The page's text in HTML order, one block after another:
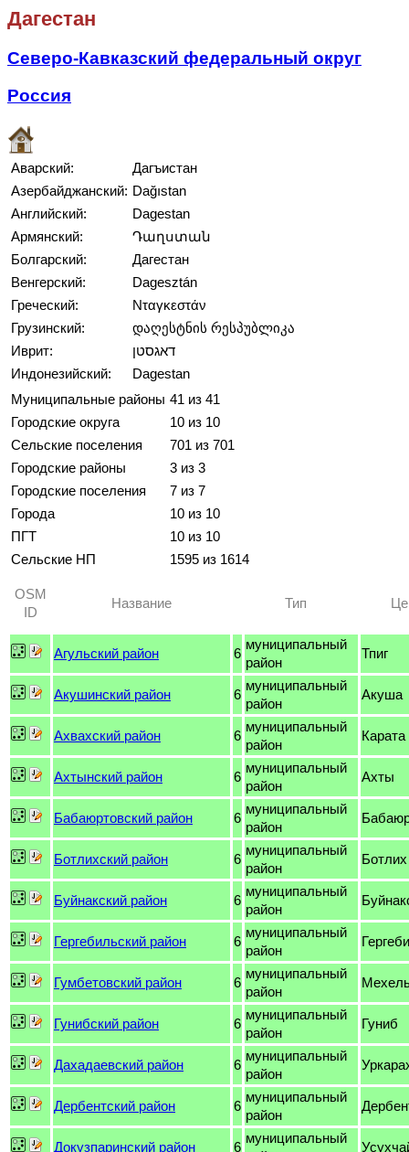
Дагестан
Северо-Кавказский федеральный округ
Россия
Аварский:
Дагъистан
Азербайджанский: Dağıstan
Английский:
Dagestan
Армянский:
Դաղստան
Болгарский:
Дагестан
Венгерский:
Dagesztán
Греческий:
Νταγκεστάν
Грузинский:
დაღესტნის რესპუბლიკა
Иврит:
דאגסטן
Индонезийский:
Dagestan
Муниципальные районы 41 из 41
Городские округа
10 из 10
Сельские поселения
701 из 701
Городские районы
3 из 3
Городские поселения
7 из 7
Города
10 из 10
ПГТ
10 из 10
Сельские НП
1595 из 1614
OSM
ID
Название Тип
Агульский район 6
муниципальный
район
Тпиг
Акушинский район 6
муниципальный
район
Акуша
Ахвахский район 6
муниципальный
район
Карата
Ахтынский район 6
муниципальный
район
Ахты
Бабаюртовский район 6
муниципальный
район
Ботлихский район 6
муниципальный
район
Ботлих
Буйнакский район 6
муниципальный
район
Гергебильский район 6
муниципальный
район
Гумбетовский район 6
муниципальный
район
Гунибский район 6
муниципальный
район
Гуниб
Дахадаевский район 6
муниципальный
район
Дербентский район 6
муниципальный
район
Докузпаринский район 6
муниципальный